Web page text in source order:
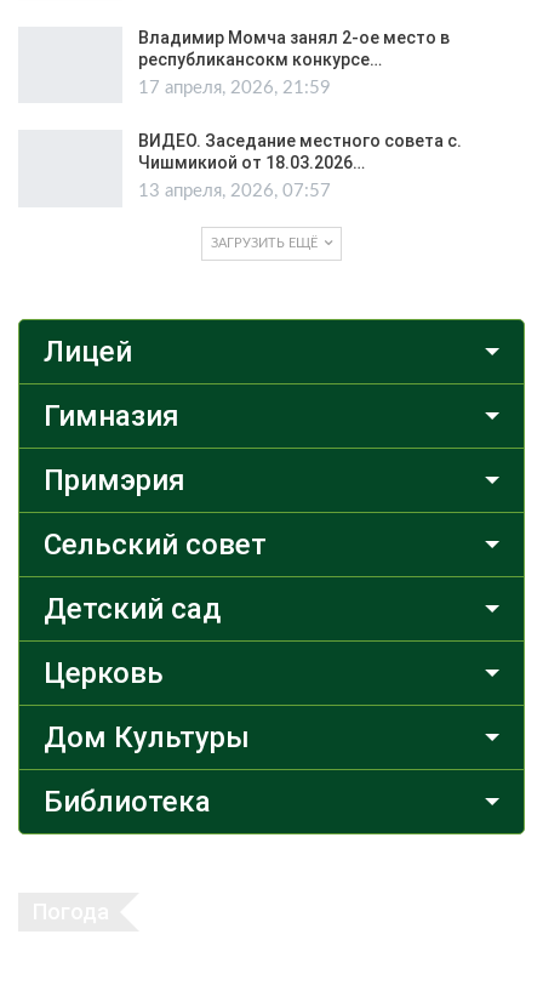
Владимир Момча занял 2-ое место в
республикансокм конкурсе…
17 апреля, 2026, 21:59
ВИДЕО. Заседание местного совета с.
Чишмикиой от 18.03.2026…
13 апреля, 2026, 07:57
ЗАГРУЗИТЬ ЕЩЁ
Лицей
Гимназия
Примэрия
Сельский совет
Детский сад
Церковь
Дом Культуры
Библиотека